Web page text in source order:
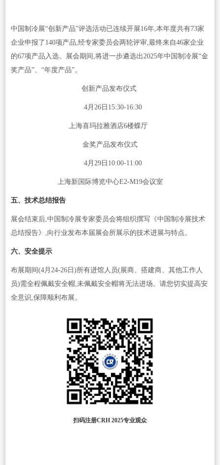
中国制冷展“创新产品”评选活动已连续开展16年,本年度共有73家
企业申报了140项产品,经专家委员会两轮评审,最终来自46家企业
的67项产品入选。展会期间,将进一步遴选出2025年中国制冷展“金
奖产品”、“年度产品”。
创新产品发布仪式
4月26日15:30-16:30
上海喜玛拉雅酒店6楼蝶厅
金奖产品发布仪式
4月29日10:00-11:00
上海新国际博览中心E2-M19会议室
五、技术总结报告
展会结束后,中国制冷展专家委员会将组织撰写《中国制冷展技术
总结报告》,向行业发布本届展会所展示的技术进展与特点。
六、安全提示
布展期间(4月24-26日)所有进馆人员(展商、搭建商、其他工作人
员)需全程佩戴安全帽,未佩戴安全帽将无法进场。请您切实提高安
全意识,保障顺利布展。
扫码注册CRH 2025专业观众